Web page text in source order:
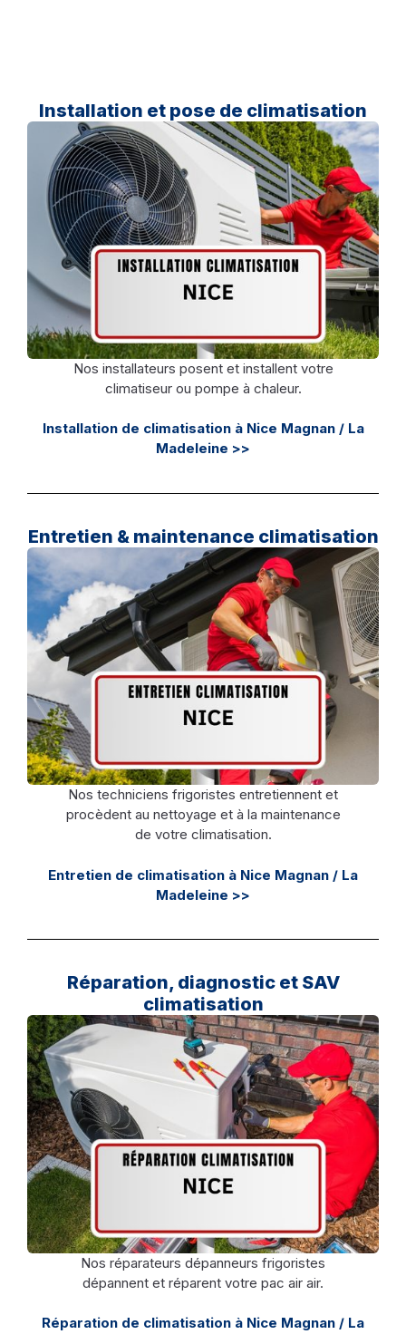
Installation et pose de climatisation
Nos installateurs posent et installent votre
climatiseur ou pompe à chaleur.
Installation de climatisation à Nice Magnan / La
Madeleine >>
Entretien & maintenance climatisation
Nos techniciens frigoristes entretiennent et
procèdent au nettoyage et à la maintenance
de votre climatisation.
Entretien de climatisation à Nice Magnan / La
Madeleine >>
Réparation, diagnostic et SAV
climatisation
Nos réparateurs dépanneurs frigoristes
dépannent et réparent votre pac air air.
Réparation de climatisation à Nice Magnan / La